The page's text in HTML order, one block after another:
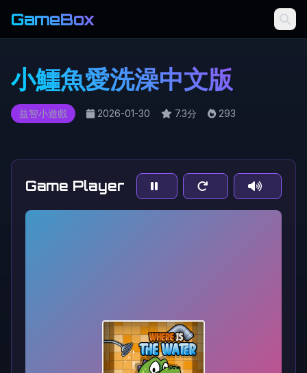
GameBox
小鱷魚愛洗澡中文版
益智小遊戲 2026-01-30 7.3分 293
Game Player